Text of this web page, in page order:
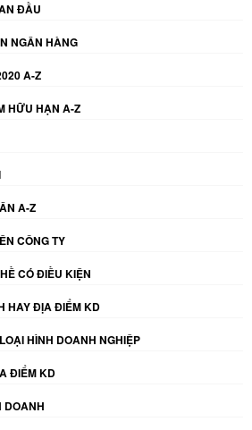
ĐẦU
NGÂN HÀNG
A-Z
HỮU HẠN A-Z
A-Z
CÔNG TY
CÓ ĐIỀU KIỆN
HAY ĐỊA ĐIỂM KD
HÌNH DOANH NGHIỆP
ĐIỂM KD
DOANH